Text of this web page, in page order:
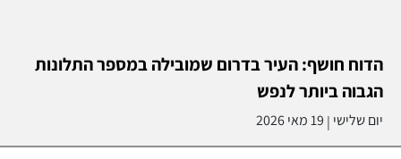
הדוח חושף: העיר בדרום שמובילה במספר התלונות
הגבוה ביותר לנפש
יום שלישי | 19 מאי 2026